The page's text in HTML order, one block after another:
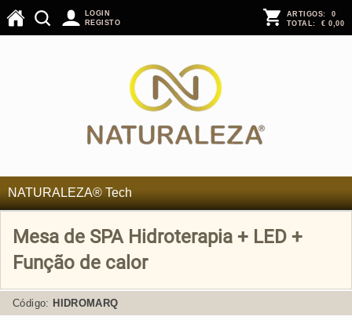
LOGIN
REGISTO
ARTIGOS: 0
TOTAL: € 0,00
NATURALEZA® Tech
Mesa de SPA Hidroterapia + LED +
Função de calor
Código: HIDROMARQ